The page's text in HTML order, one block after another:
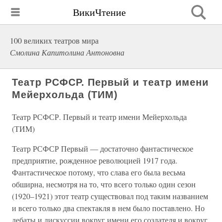
ВикиЧтение
100 великих театров мира
Смолина Капитолина Антоновна
Театр РСФСР. Первый и театр имени
Мейерхольда (ТИМ)
Театр РСФСР. Первый и театр имени Мейерхольда
(ТИМ)
Театр РСФСР Первый — достаточно фантастическое
предприятие, рожденное революцией 1917 года.
Фантастическое потому, что слава его была весьма
обширна, несмотря на то, что всего только один сезон
(1920–1921) этот театр существовал под таким названием
и всего только два спектакля в нем было поставлено. Но
дебаты и дискуссии вокруг имени его создателя и вокруг